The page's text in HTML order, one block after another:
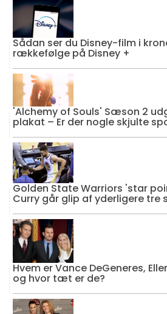
Sådan ser du Disney-film i
rækkefølge på Disney +
'Alchemy of Souls' Sæson 2
plakat – Er der nogle skjulte
Golden State Warriors 'star
Curry går glip af yderligere tre
Hvem er Vance DeGeneres,
og hvor tæt er de?